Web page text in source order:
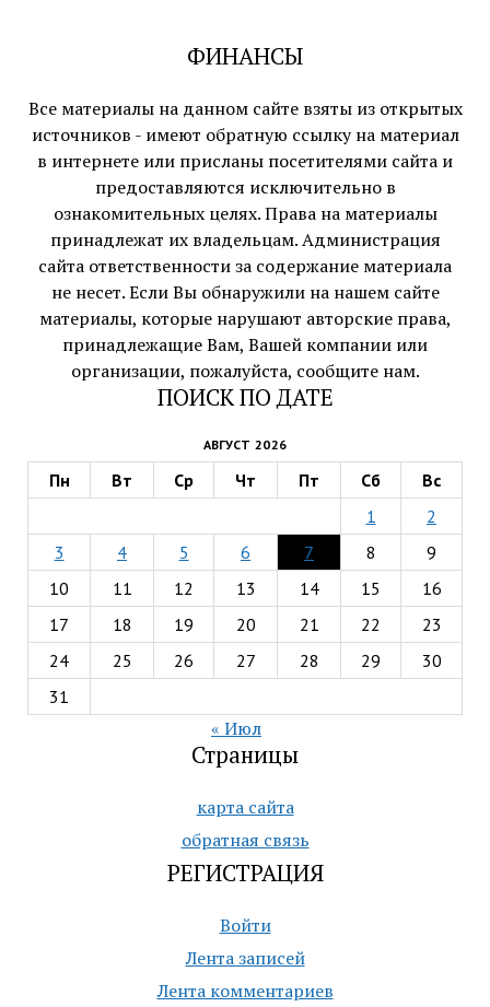
ФИНАНСЫ
Все материалы на данном сайте взяты из открытых
источников - имеют обратную ссылку на материал
в интернете или присланы посетителями сайта и
предоставляются исключительно в
ознакомительных целях. Права на материалы
принадлежат их владельцам. Администрация
сайта ответственности за содержание материала
не несет. Если Вы обнаружили на нашем сайте
материалы, которые нарушают авторские права,
принадлежащие Вам, Вашей компании или
организации, пожалуйста, сообщите нам.
ПОИСК ПО ДАТЕ
АВГУСТ 2026
Пн Вт Ср Чт Пт Сб
Вс
1
2
3
4 5 6 7 8
9
10
11 12 13 14 15
16
17
18 19 20 21 22
23
24
25 26 27 28 29
30
31
« Июл
Страницы
карта сайта
обратная связь
РЕГИСТРАЦИЯ
Войти
Лента записей
Лента комментариев